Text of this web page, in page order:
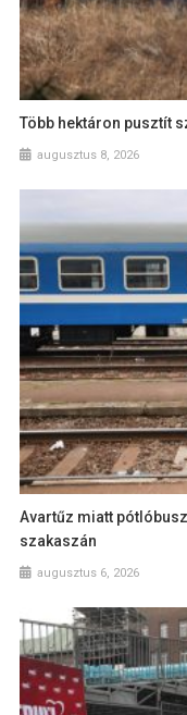
Több hektáron pusztít
augusztus 8, 2026
Avartűz miatt
szakaszán
augusztus 6, 2026